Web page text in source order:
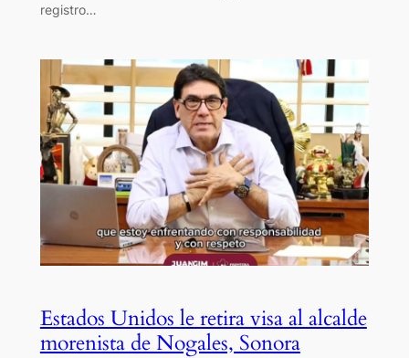
registro…
Estados Unidos le retira visa al alcalde
morenista de Nogales, Sonora